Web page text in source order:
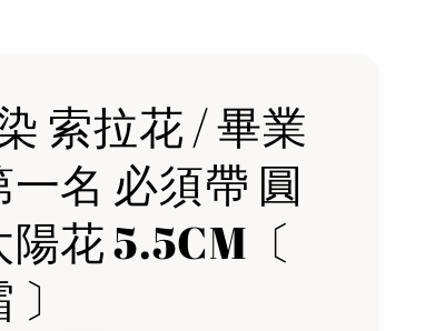
索拉花 / 畢業
名 必須帶 圓
花 5.5CM〔